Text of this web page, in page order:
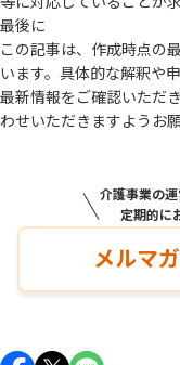
最後に
この記事は、作成時点の
います。具体的な解釈や
最新情報をご確認いただ
わせいただきますようお
介護事業の
定期的に
メルマ